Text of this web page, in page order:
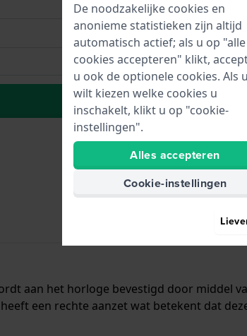
Naar wenslijst
aan het horloge bevestigd door middel
een rechte aanzet wat betekent dat
De noodzakelijke cookies en
anonieme statistieken zijn altijd
automatisch actief; als u op "alle
cookies accepteren" klikt,
u ook de optionele cookies. Als
wilt kiezen welke cookies u
inschakelt, klikt u op "cookie-
instellingen".
Alles accepteren
Cookie-instellingen